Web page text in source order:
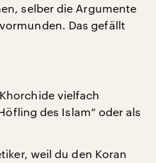
selber die Argumente
Das gefällt
vielfach
des Islam“ oder als
weil du den Koran